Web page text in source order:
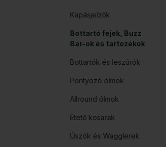
Kapásjelzők
Bottartó fejek, Buzz
Bar-ok és tartozékok
Bottartók és leszúrók
Pontyozó ólmok
Allround ólmok
Etető kosarak
Úszók és Wagglerek